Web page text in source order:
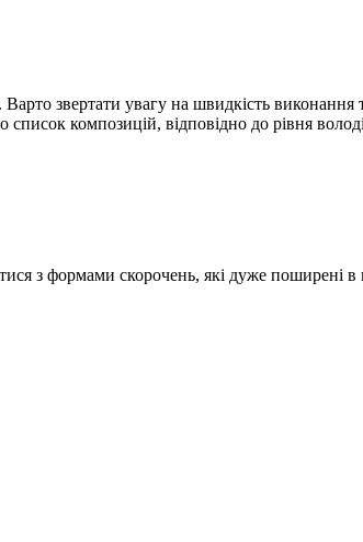
звертати увагу на швидкість виконання
список композицій, відповідно до рівня
з формами скорочень, які дуже поширені